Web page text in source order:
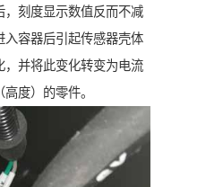
刻度显示数值反而不减
入容器后引起传感器壳体
并将此变化转变为电流
度）的零件。